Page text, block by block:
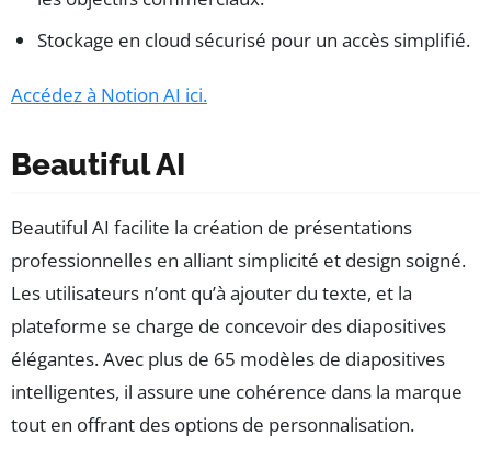
Stockage en cloud sécurisé pour un accès simplifié.
Accédez à Notion AI ici.
Beautiful AI
Beautiful AI facilite la création de présentations
professionnelles en alliant simplicité et design soigné.
Les utilisateurs n’ont qu’à ajouter du texte, et la
plateforme se charge de concevoir des diapositives
élégantes. Avec plus de 65 modèles de diapositives
intelligentes, il assure une cohérence dans la marque
tout en offrant des options de personnalisation.